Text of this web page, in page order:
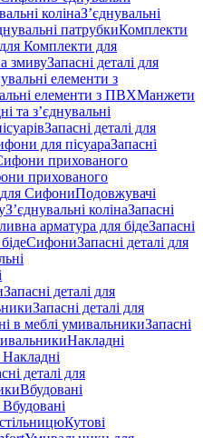
колінаЗ’єднувальні
патрубкиКомплекти
для Комплекти для
змивуЗапасні деталі для
елементи з
елементи з ПВХМанжети
та з’єднувальні
Запасні деталі для
для пісуараЗапасні
прихованого
прихованого
для СифониПодовжувачі
З’єднувальні колінаЗапасні
арматура для бідеЗапасні
СифониЗапасні деталі для
Запасні деталі для
Запасні деталі для
в меблі умивальникиЗапасні
Накладні
Накладні
деталі для
Вбудовані
Вбудовані
Кутові